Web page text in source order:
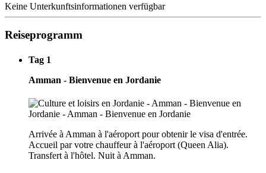
Keine Unterkunftsinformationen verfügbar
Reiseprogramm
Tag 1
Amman - Bienvenue en Jordanie
Arrivée à Amman à l'aéroport pour obtenir le visa d'entrée.
Accueil par votre chauffeur à l'aéroport (Queen Alia).
Transfert à l'hôtel. Nuit à Amman.